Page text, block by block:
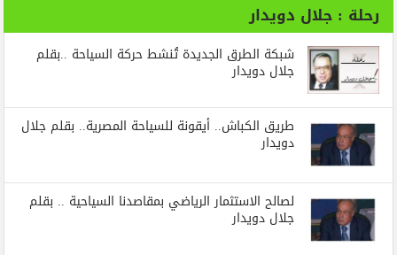
رحلة : جلال دويدار
شبكة الطرق الجديدة تُنشط حركة السياحة ..بقلم
جلال دويدار
طريق الكباش.. أيقونة للسياحة المصرية.. بقلم جلال
دويدار
لصالح الاستثمار الرياضي بمقاصدنا السياحية .. بقلم
جلال دويدار